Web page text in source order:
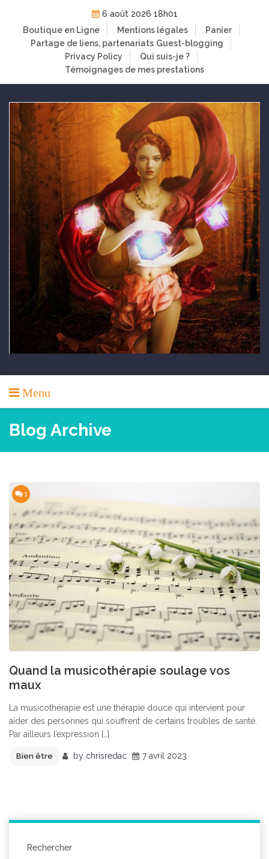
content
6 août 2026 18h01
Boutique en Ligne
Mentions légales
Panier
Partage de liens, partenariats Guest-blogging
Privacy Policy
Qui suis-je ?
Témoignages de mes prestations
Menu
Blog Archive
1
Quand la musicothérapie soulage vos
maux
La musicothérapie est une thérapie douce qui intervient pour
aider des personnes qui souffrent de certains troubles de santé.
Par ailleurs l’expression […]
Bien être by chrisredac 7 avril 2023
Rechercher